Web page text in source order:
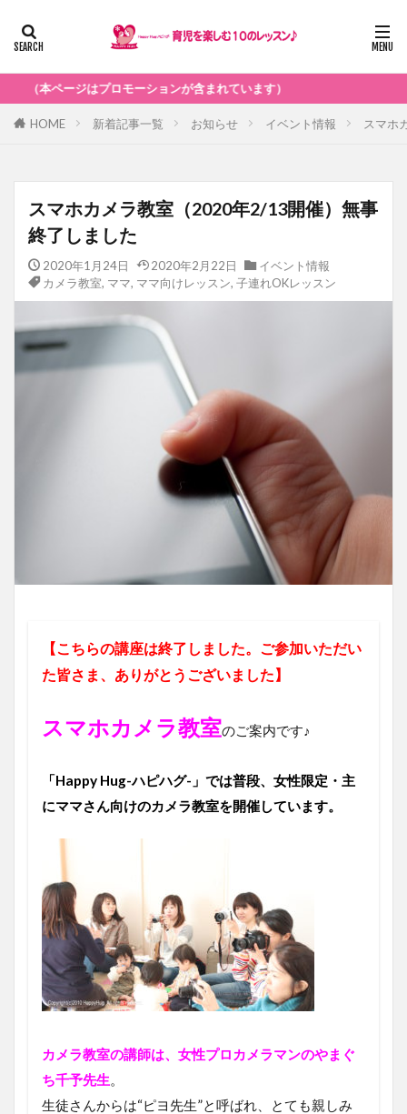
ーションが含まれています）
HOME 新着記事一覧 お知らせ イベント情報 スマホ
スマホカメラ教室（2020年2/13開催）無事
終了しました
2020年1月24日 2020年2月22日
イベント情報
カメラ教室, ママ, ママ向けレッスン, 子連れOKレッスン
【こちらの講座は終了しました。ご参加いただい
た皆さま、ありがとうございました】
スマホカメラ教室のご案内です♪
「Happy Hug-ハピハグ-」では普段、女性限定・主
にママさん向けのカメラ教室を開催しています。
カメラ教室の講師は、女性プロカメラマンのやまぐ
ち千予先生。
生徒さんからは“ピヨ先生”と呼ばれ、とても親しみ